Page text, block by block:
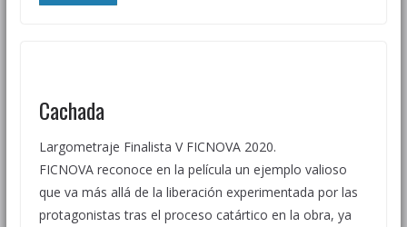
Cachada
Largometraje Finalista V FICNOVA 2020.
FICNOVA reconoce en la película un ejemplo valioso
que va más allá de la liberación experimentada por las
protagonistas tras el proceso catártico en la obra, ya